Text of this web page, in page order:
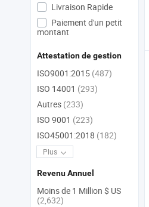
Livraison Rapide
Paiement d'un petit
montant
Attestation de gestion
ISO9001:2015 (487)
ISO 14001 (293)
Autres (233)
ISO 9001 (223)
ISO45001:2018 (182)
Plus
Revenu Annuel
Moins de 1 Million $ US
(2,632)